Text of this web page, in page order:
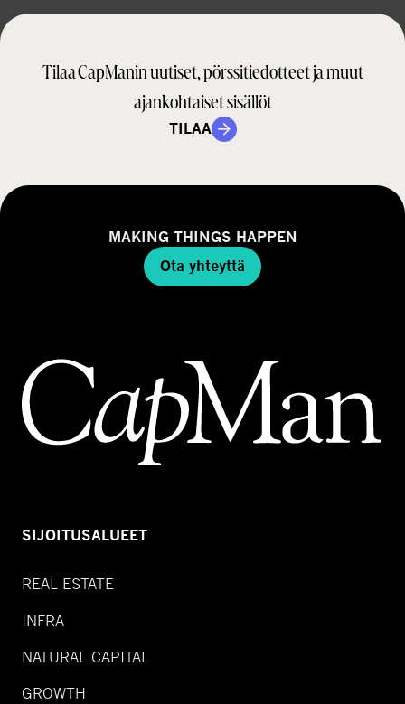
Tilaa CapManin uutiset, pörssitiedotteet ja muut
ajankohtaiset sisällöt
TILAA
MAKING THINGS HAPPEN
Ota yhteyttä
SIJOITUSALUEET
REAL ESTATE
INFRA
NATURAL CAPITAL
GROWTH